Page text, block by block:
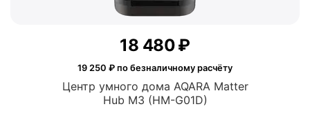
Центр умного дома AQARA Matter
Hub M3 (HM-G01D)
18 480₽
19 250 ₽ по безналичному расчёту